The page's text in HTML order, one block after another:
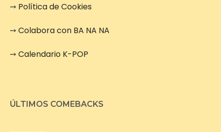
➙ Política de Cookies
➙Colabora con BA NA NA
➙Calendario K-POP
ÚLTIMOS COMEBACKS